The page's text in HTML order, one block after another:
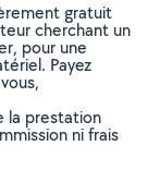
gratuit
cherchant un
pour une
Payez
la prestation
ni frais